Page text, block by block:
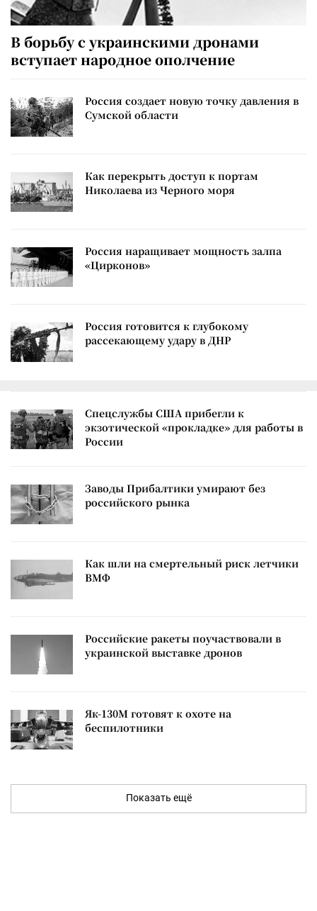
В борьбу с украинскими дронами
вступает народное ополчение
Россия создает новую точку давления в
Сумской области
Как перекрыть доступ к портам
Николаева из Черного моря
Россия наращивает мощность залпа
«Цирконов»
Россия готовится к глубокому
рассекающему удару в ДНР
Спецслужбы США прибегли к
экзотической «прокладке» для работы в
России
Заводы Прибалтики умирают без
российского рынка
Как шли на смертельный риск летчики
ВМФ
Российские ракеты поучаствовали в
украинской выставке дронов
Як-130М готовят к охоте на
беспилотники
Показать ещё